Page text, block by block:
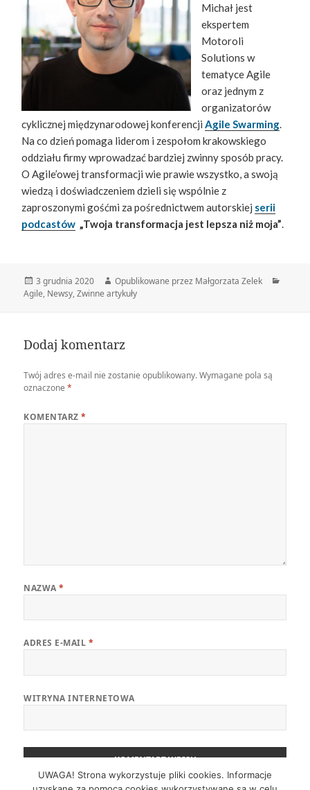
Michał jest
ekspertem
Motoroli
Solutions w
tematyce Agile
oraz jednym z
organizatorów
cyklicznej międzynarodowej konferencjiAgile Swarming.
Na co dzień pomaga liderom i zespołom krakowskiego
oddziału firmy wprowadzać bardziej zwinny sposób pracy.
O Agile’owej transformacji wie prawie wszystko, a swoją
wiedzą i doświadczeniem dzieli się wspólnie z
zaproszonymi gośćmi za pośrednictwem autorskiej serii
podcastów „Twoja transformacja jest lepsza niż moja”.
Data
publikacji
3 grudnia 2020 Autor
Opublikowane przez Małgorzata Zelek
Agile, Newsy,Zwinne artykuły
Dodaj komentarz
Twój adres e-mail nie zostanie opublikowany. Wymagane pola są
oznaczone*
KOMENTARZ*
NAZWA*
ADRES E-MAIL *
WITRYNA INTERNETOWA
UWAGA! Strona wykorzystuje pliki cookies. Informacje